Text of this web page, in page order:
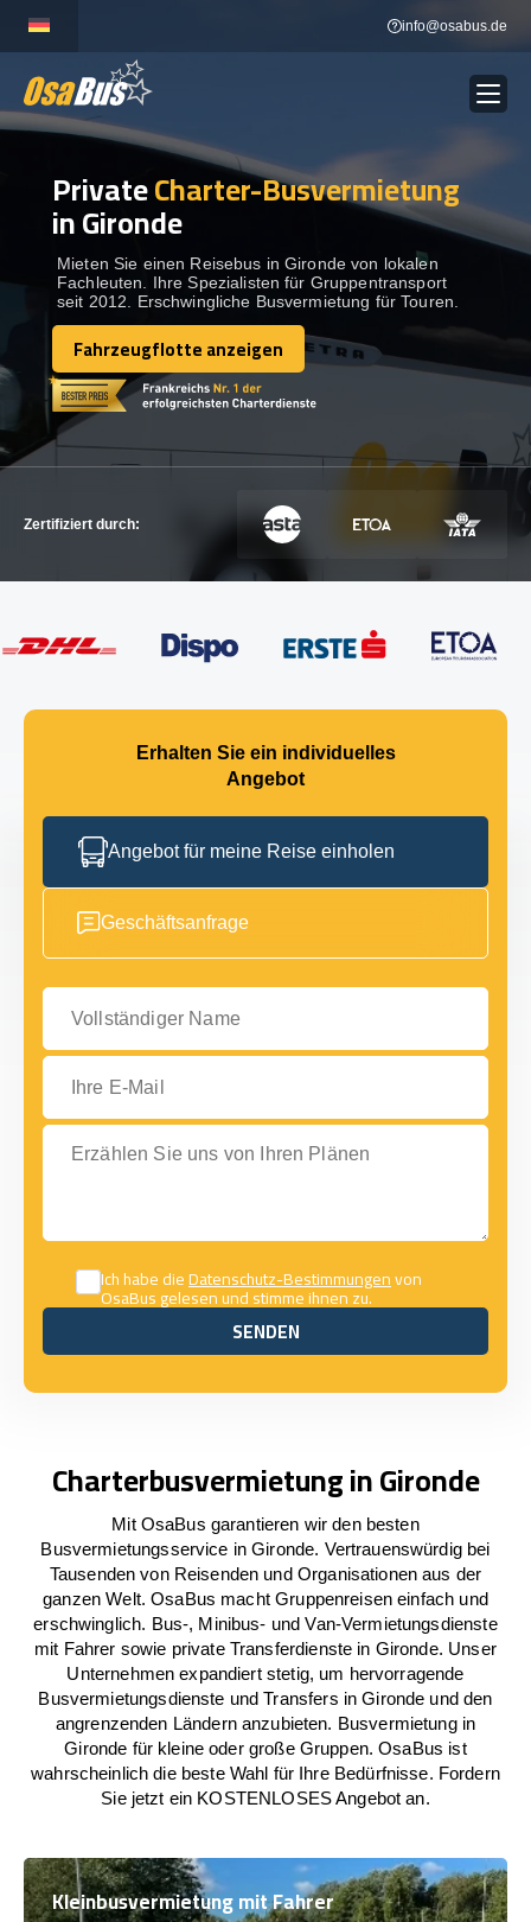
content
info@osabus.de
BUSVERMIETUNG Show dropdown
REISEZIELE Show dropdown
FLOTTE
KONTAKTIEREN SIE UNS
KONTAKTIEREN SIE UNS
PrivateCharter-Busvermietung
in Gironde
Mieten Sie einen Reisebus in Gironde von lokalen
Fachleuten. Ihre Spezialisten für Gruppentransport
seit 2012. Erschwingliche Busvermietung für Touren.
Fahrzeugflotte anzeigen
Fahrzeugflotte anzeigen
Zertifiziert durch:
Erhalten Sie ein individuelles
Angebot
Angebot für meine Reise einholen
Geschäftsanfrage
Vollständiger Name
Ihre E-Mail
Erzählen Sie uns von Ihren Plänen
Ich habe dieDatenschutz-Bestimmungenvon
OsaBus gelesen und stimme ihnen zu.
SENDEN
SENDEN
Charterbusvermietung in Gironde
Mit OsaBus garantieren wir den besten
Busvermietungsservice in Gironde. Vertrauenswürdig bei
Tausenden von Reisenden und Organisationen aus der
ganzen Welt. OsaBus macht Gruppenreisen einfach und
erschwinglich. Bus-, Minibus- und Van-Vermietungsdienste
mit Fahrer sowie private Transferdienste in Gironde. Unser
Unternehmen expandiert stetig, um hervorragende
Busvermietungsdienste und Transfers in Gironde und den
angrenzenden Ländern anzubieten. Busvermietung in
Gironde für kleine oder große Gruppen. OsaBus ist
wahrscheinlich die beste Wahl für Ihre Bedürfnisse. Fordern
Sie jetzt ein KOSTENLOSES Angebot an.
Kleinbusvermietung mit Fahrer